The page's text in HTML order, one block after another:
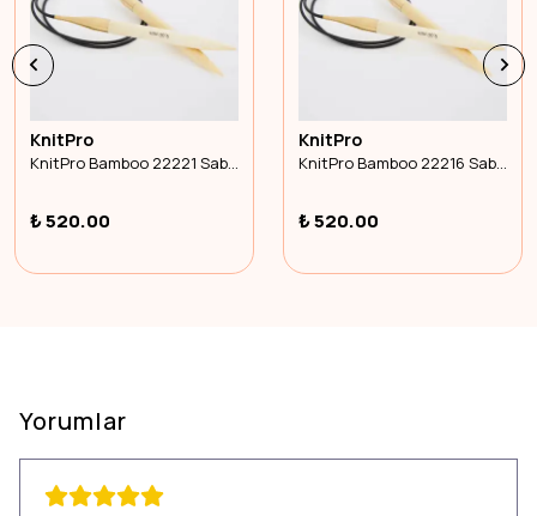
KnitPro
KnitPro Bamboo 22221 Sabit Misinalı Şiş 60cm 2.00mm
₺ 520.00
KnitPro
KnitPro Bamboo 22216 Sabit Misinalı Şiş 40cm 3.75mm
₺ 520.00
Yorumlar